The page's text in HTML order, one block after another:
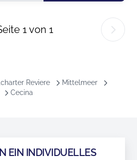
1von 1
Reviere
Mittelmeer
Cecina
EIN INDIVIDUELLES